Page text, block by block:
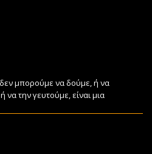
μπορούμε να δούμε, ή να
να την γευτούμε, είναι μια